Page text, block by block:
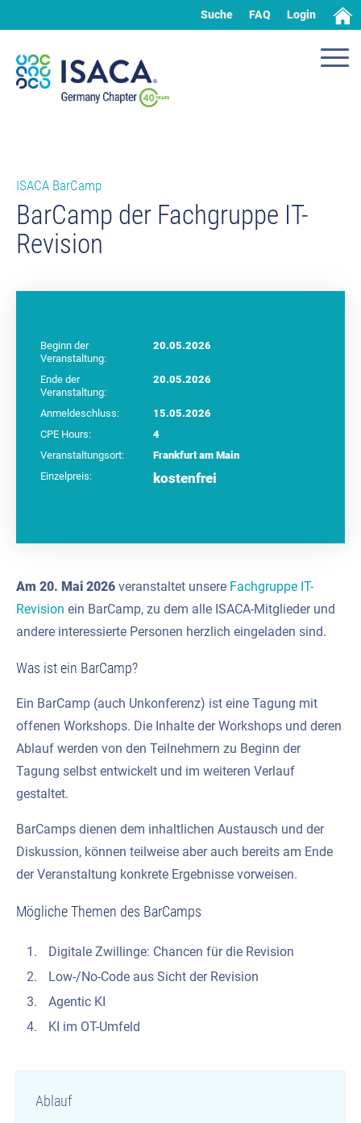
Suche FAQ Login
ISACA BarCamp
BarCamp der Fachgruppe IT-
Revision
Beginn der
Veranstaltung:
20.05.2026
Ende der
Veranstaltung:
20.05.2026
Anmeldeschluss:
15.05.2026
CPE Hours:
4
Veranstaltungsort:
Frankfurt am Main
Einzelpreis:
kostenfrei
Am 20. Mai 2026 veranstaltet unsere Fachgruppe IT-
Revision ein BarCamp, zu dem alle ISACA-Mitglieder und
andere interessierte Personen herzlich eingeladen sind.
Was ist ein BarCamp?
Ein BarCamp (auch Unkonferenz) ist eine Tagung mit
offenen Workshops. Die Inhalte der Workshops und deren
Ablauf werden von den Teilnehmern zu Beginn der
Tagung selbst entwickelt und im weiteren Verlauf
gestaltet.
BarCamps dienen dem inhaltlichen Austausch und der
Diskussion, können teilweise aber auch bereits am Ende
der Veranstaltung konkrete Ergebnisse vorweisen.
Mögliche Themen des BarCamps
Digitale Zwillinge: Chancen für die Revision
Low-/No-Code aus Sicht der Revision
Agentic KI
KI im OT-Umfeld
Ablauf